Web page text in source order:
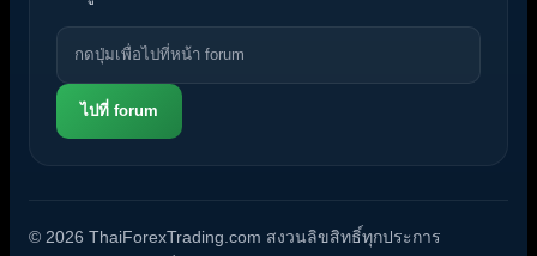
ไปที่ forum
© 2026 ThaiForexTrading.com สงวนลิขสิทธิ์ทุกประการ